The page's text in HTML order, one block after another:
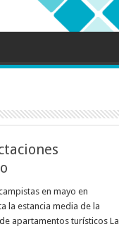
en mayo en
la estancia media de la
apartamentos turísticos La